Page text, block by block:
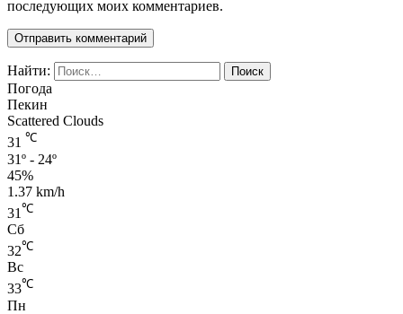
последующих моих комментариев.
Найти:
Погода
Пекин
Scattered Clouds
31 ℃
31º - 24º
45%
1.37 km/h
31 ℃
Сб
32℃
Вс
33℃
Пн